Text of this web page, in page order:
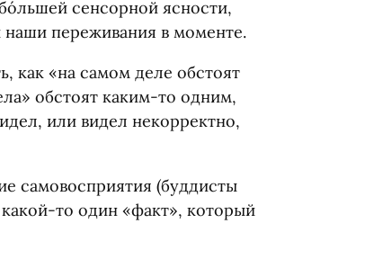
сенсорной ясности,
наши переживания в моменте.
как «на самом деле обстоят
обстоят каким-то одним,
или видел некорректно,
самовосприятия (буддисты
то один «факт», который